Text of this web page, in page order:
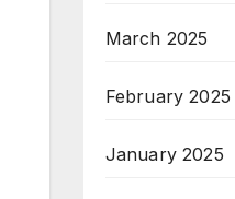
March 2025
February 2025
January 2025